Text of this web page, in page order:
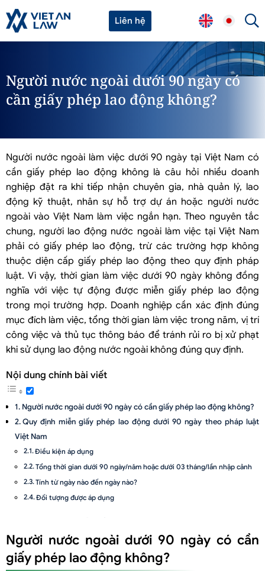
Liên hệ
Người nước ngoài dưới 90 ngày có
cần giấy phép lao động không?
Người nước ngoài làm việc dưới 90 ngày tại Việt Nam có
cần giấy phép lao động không là câu hỏi nhiều doanh
nghiệp đặt ra khi tiếp nhận chuyên gia, nhà quản lý, lao
động kỹ thuật, nhân sự hỗ trợ dự án hoặc người nước
ngoài vào Việt Nam làm việc ngắn hạn. Theo nguyên tắc
chung, người lao động nước ngoài làm việc tại Việt Nam
phải có giấy phép lao động, trừ các trường hợp không
thuộc diện cấp giấy phép lao động theo quy định pháp
luật. Vì vậy, thời gian làm việc dưới 90 ngày không đồng
nghĩa với việc tự động được miễn giấy phép lao động
trong mọi trường hợp. Doanh nghiệp cần xác định đúng
mục đích làm việc, tổng thời gian làm việc trong năm, vị trí
công việc và thủ tục thông báo để tránh rủi ro bị xử phạt
khi sử dụng lao động nước ngoài không đúng quy định.
Nội dung chính bài viết
Người nước ngoài dưới 90 ngày có cần giấy phép lao động không?
Quy định miễn giấy phép lao động dưới 90 ngày theo pháp luật
Việt Nam
Điều kiện áp dụng
Tổng thời gian dưới 90 ngày/năm hoặc dưới 03 tháng/lần nhập cảnh
Tính từ ngày nào đến ngày nào?
Đối tượng được áp dụng
Dưới 90 ngày nhưng trường hợp nào vẫn phải xin giấy phép lao
động?
Trường hợp 1: Không thuộc 04 chức danh nhân sự chất lượng cao/đặc
Người nước ngoài dưới 90 ngày có cần
giấy phép lao động không?